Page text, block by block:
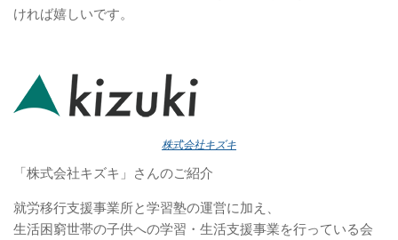
ければ嬉しいです。
株式会社キズキ
「株式会社キズキ」さんのご紹介
就労移行支援事業所と学習塾の運営に加え、
生活困窮世帯の子供への学習・生活支援事業を行っている会